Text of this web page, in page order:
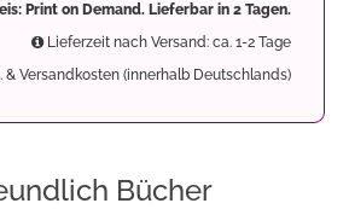
Print on Demand. Lieferbar in 2 Tagen.
Lieferzeit nach Versand: ca. 1-2 Tage
& Versandkosten (innerhalb Deutschlands)
Bücher